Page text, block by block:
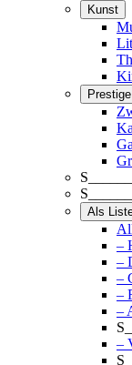
Kunst
Als
–
–
–
–
–
–